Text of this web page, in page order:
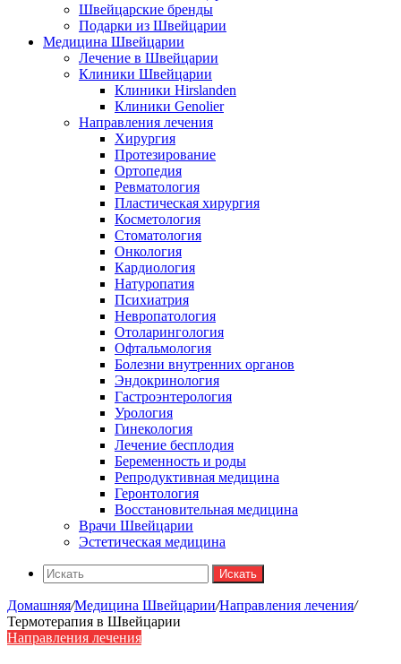
Швейцарские бренды
Подарки из Швейцарии
Медицина Швейцарии
Лечение в Швейцарии
Клиники Швейцарии
Клиники Hirslanden
Клиники Genolier
Направления лечения
Хирургия
Протезирование
Ортопедия
Ревматология
Пластическая хирургия
Косметология
Стоматология
Онкология
Кардиология
Натуропатия
Психиатрия
Невропатология
Отоларингология
Офтальмология
Болезни внутренних органов
Эндокринология
Гастроэнтерология
Урология
Гинекология
Лечение бесплодия
Беременность и роды
Репродуктивная медицина
Геронтология
Восстановительная медицина
Врачи Швейцарии
Эстетическая медицина
Искать
Домашняя/Медицина Швейцарии/Направления лечения/
Термотерапия в Швейцарии
Направления лечения